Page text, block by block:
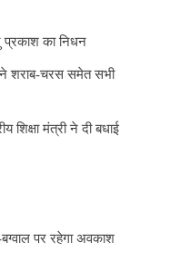
प्रकाश का निधन
ने शराब-चरस समेत सभी
शिक्षा मंत्री ने दी बधाई
पर रहेगा अवकाश